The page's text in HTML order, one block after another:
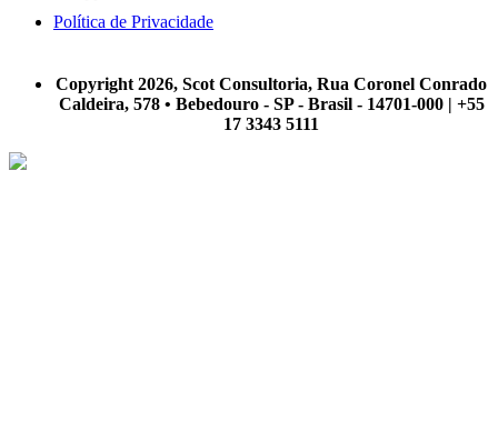
Política de Privacidade
Copyright 2026, Scot Consultoria, Rua Coronel Conrado
Caldeira, 578 • Bebedouro - SP - Brasil - 14701-000 | +55
17 3343 5111